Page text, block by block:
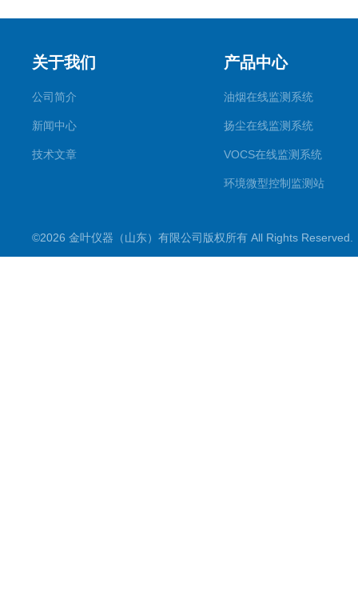
关于我们
公司简介
新闻中心
技术文章
产品中心
油烟在线监测系统
扬尘在线监测系统
VOCS在线监测系统
环境微型控制监测站
©2026 金叶仪器（山东）有限公司版权所有 All Rights